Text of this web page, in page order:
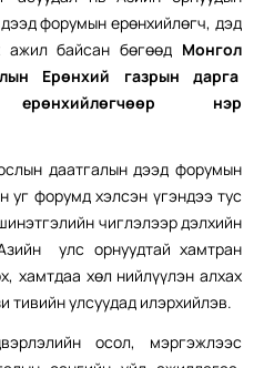
форумын ерөнхийлөгч, дэд
ажил байсан бөгөөд Монгол
Ерөнхий газрын дарга
нэр
даатгалын дээд форумын
уг форумд хэлсэн үгэндээ тус
чиглэлээр дэлхийн
улс орнуудтай хамтран
хамтдаа хөл нийлүүлэн алхах
тивийн улсуудад илэрхийлэв.
осол, мэргэжлээс